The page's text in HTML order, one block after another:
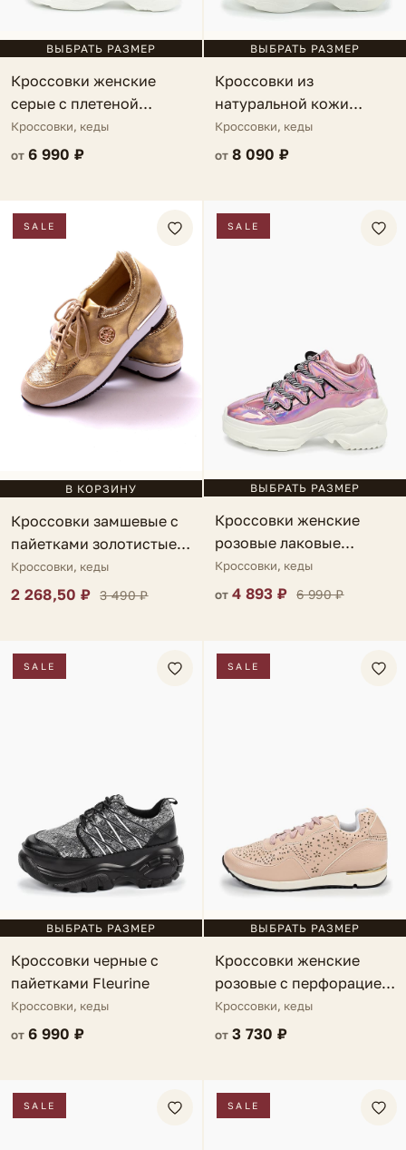
ВЫБРАТЬ РАЗМЕР
Кроссовки женские
серые с плетеной
вставкой Chanel
Кроссовки, кеды
от 6 990 ₽
ВЫБРАТЬ РАЗМЕР
Кроссовки из
натуральной кожи
серые Fabienne
Кроссовки, кеды
от 8 090 ₽
SALE
В КОРЗИНУ
Кроссовки замшевые с
пайетками золотистые
Acate
Кроссовки, кеды
2 268,50 ₽ 3 490 ₽
SALE
ВЫБРАТЬ РАЗМЕР
Кроссовки женские
розовые лаковые
Chantae
Кроссовки, кеды
от 4 893 ₽ 6 990 ₽
SALE
ВЫБРАТЬ РАЗМЕР
Кроссовки черные с
пайетками Fleurine
Кроссовки, кеды
от 6 990 ₽
SALE
ВЫБРАТЬ РАЗМЕР
Кроссовки женские
розовые с перфорацией
Suzi
Кроссовки, кеды
от 3 730 ₽
SALE SALE